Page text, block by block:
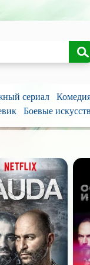
сериал
Боевые